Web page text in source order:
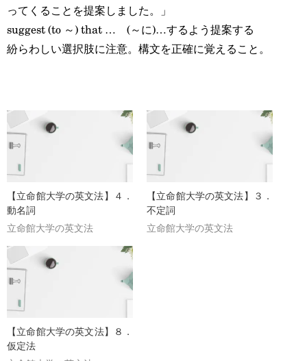
ってくることを提案しました。」
suggest (to ～) that … (～に)…するよう提案する
紛らわしい選択肢に注意。構文を正確に覚えること。
【立命館大学の英文法】４．
動名詞
立命館大学の英文法
【立命館大学の英文法】３．
不定詞
立命館大学の英文法
【立命館大学の英文法】８．
仮定法